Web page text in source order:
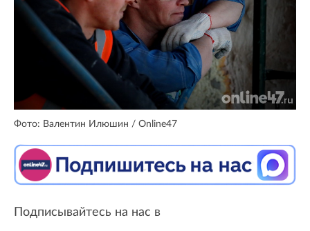
Фото: Валентин Илюшин / Online47
Подписывайтесь на нас в